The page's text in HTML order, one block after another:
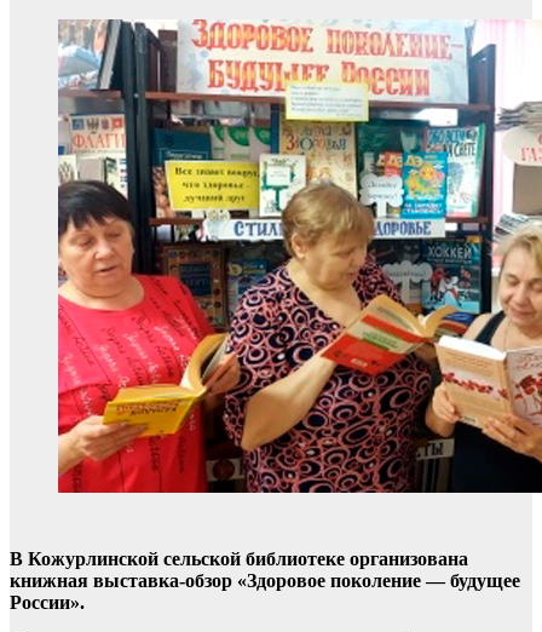
В Кожурлинской сельской библиотеке организована
книжная выставка-обзор «Здоровое поколение — будущее
России».